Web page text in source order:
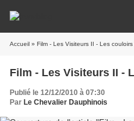
Accueil » Film - Les Visiteurs II - Les
Film - Les Visiteurs II -
Publié le 12/12/2010 à 07:30
Par Le Chevalier Dauphinois